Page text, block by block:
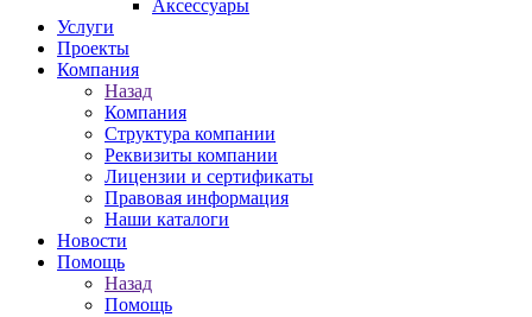
Аксессуары
Услуги
Проекты
Компания
Назад
Компания
Структура компании
Реквизиты компании
Лицензии и сертификаты
Правовая информация
Наши каталоги
Новости
Помощь
Назад
Помощь